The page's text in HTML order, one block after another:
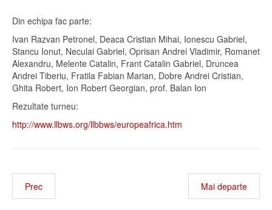
Din echipa fac parte:
Ivan Razvan Petronel, Deaca Cristian Mihai, Ionescu Gabriel,
Stancu Ionut, Neculai Gabriel, Oprisan Andrei Vladimir, Romanet
Alexandru, Melente Catalin, Frant Catalin Gabriel, Druncea
Andrei Tiberiu, Fratila Fabian Marian, Dobre Andrei Cristian,
Ghita Robert, Ion Robert Georgian, prof. Balan Ion
Rezultate turneu:
http://www.llbws.org/llbbws/europeafrica.htm
Prec Mai departe